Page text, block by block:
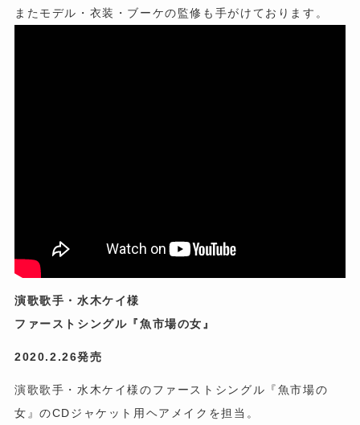
またモデル・衣装・ブーケの監修も手がけております。
演歌歌手・水木ケイ様
ファーストシングル『魚市場の女』
2020.2.26発売
演歌歌手・水木ケイ様のファーストシングル『魚市場の
女』のCDジャケット用ヘアメイクを担当。